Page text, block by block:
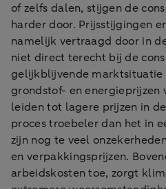
of zelfs dalen, stijgen de
harder door. Prijsstijgingen
namelijk vertraagd door in
niet direct terecht bij de
gelijkblijvende marktsituatie
grondstof- en energieprijzen
leiden tot lagere prijzen in
proces troebeler dan het in
zijn nog te veel
en verpakkingsprijzen.
arbeidskosten toe, zorgt